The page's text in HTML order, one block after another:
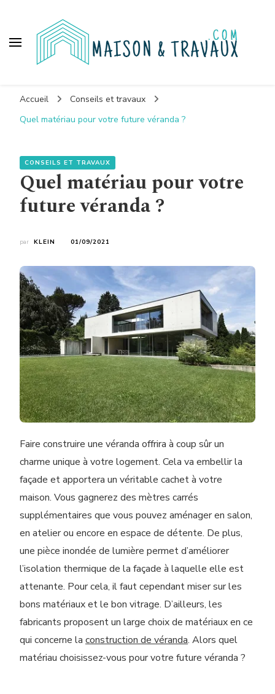
Accueil
Conseils et travaux
Quel matériau pour votre future véranda ?
CONSEILS ET TRAVAUX
Quel matériau pour votre
future véranda ?
par KLEIN 01/09/2021
Faire construire une véranda offrira à coup sûr un
charme unique à votre logement. Cela va embellir la
façade et apportera un véritable cachet à votre
maison. Vous gagnerez des mètres carrés
supplémentaires que vous pouvez aménager en salon,
en atelier ou encore en espace de détente. De plus,
une pièce inondée de lumière permet d’améliorer
l’isolation thermique de la façade à laquelle elle est
attenante. Pour cela, il faut cependant miser sur les
bons matériaux et le bon vitrage. D’ailleurs, les
fabricants proposent un large choix de matériaux en ce
qui concerne la construction de véranda. Alors quel
matériau choisissez-vous pour votre future véranda ?